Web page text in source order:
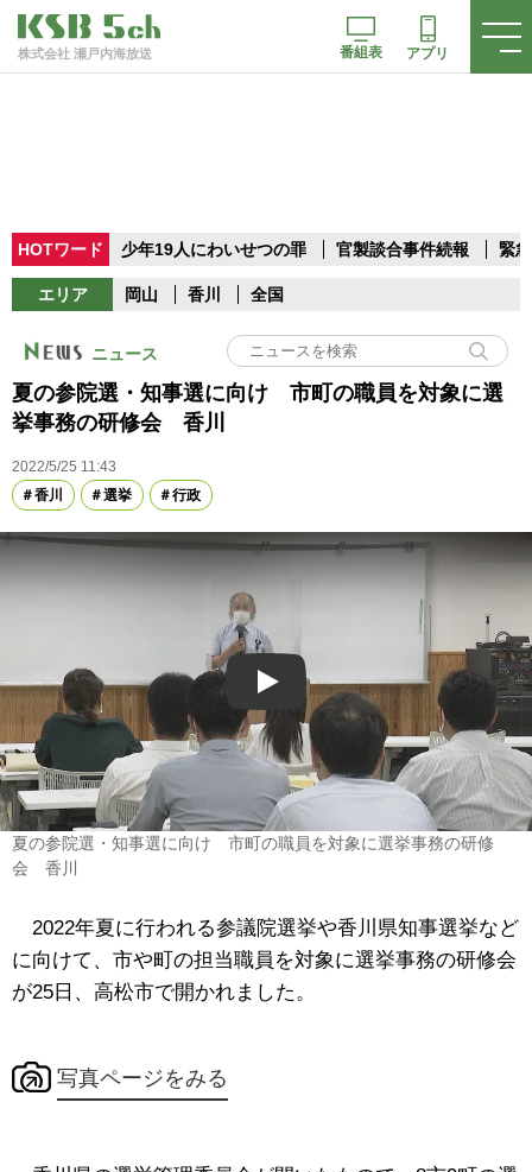
株式会社 瀬戸内海放送 番組表 アプリ
HOTワード 少年19人にわいせつの罪 官製談合事件続報 緊
エリア 岡山 香川 全国
ニュース
夏の参院選・知事選に向け 市町の職員を対象に選
挙事務の研修会 香川
2022/5/25 11:43
香川
選挙 行政
Play
夏の参院選・知事選に向け 市町の職員を対象に選挙事務の研修
会 香川
2022年夏に行われる参議院選挙や香川県知事選挙など
に向けて、市や町の担当職員を対象に選挙事務の研修会
が25日、高松市で開かれました。
写真ページをみる